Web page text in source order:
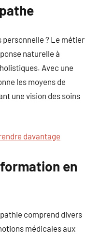
personnelle ? Le métier
naturelle à
Avec une
les moyens de
une vision des soins
davantage
en
comprend divers
médicales aux